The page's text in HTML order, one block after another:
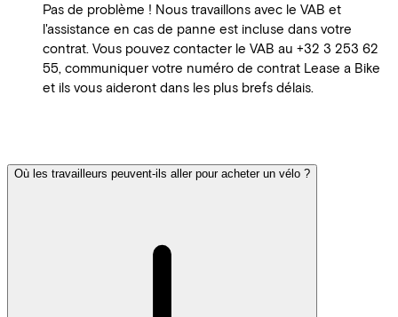
Pas de problème ! Nous travaillons avec le VAB et
l'assistance en cas de panne est incluse dans votre
contrat. Vous pouvez contacter le VAB au +32 3 253 62
55, communiquer votre numéro de contrat Lease a Bike
et ils vous aideront dans les plus brefs délais.
Où les travailleurs peuvent-ils aller pour acheter un vélo ?